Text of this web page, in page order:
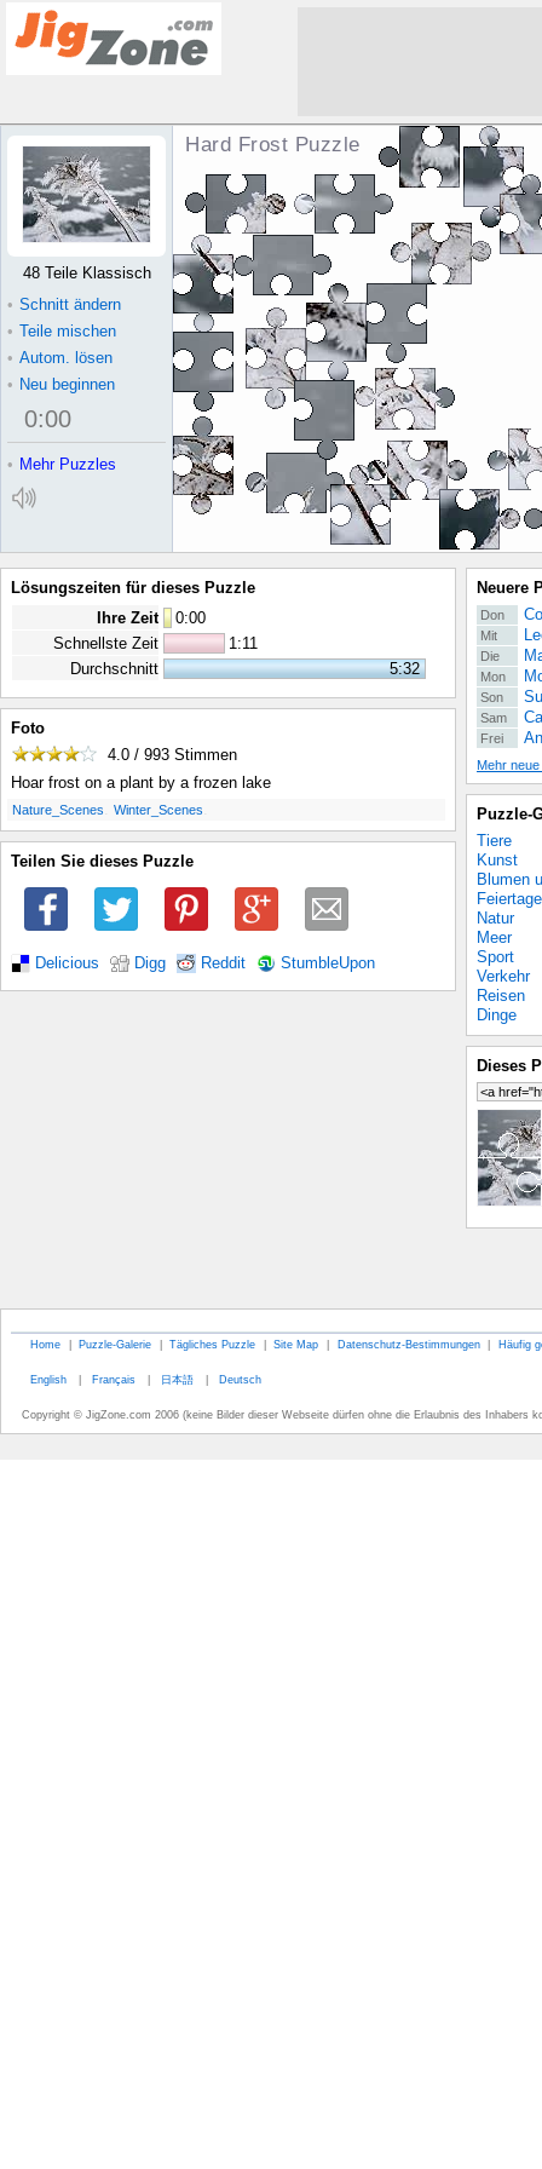
Hard Frost Puzzle
48 Teile Klassisch
• Schnitt ändern
• Teile mischen
• Autom. lösen
• Neu beginnen
0:00
• Mehr Puzzles
Lösungszeiten für dieses Puzzle
Ihre Zeit
0:00
Schnellste Zeit
1:11
Durchschnitt
5:32
Foto
4.0 / 993 Stimmen
Hoar frost on a plant by a frozen lake
Nature_Scenes Winter_Scenes
Teilen Sie dieses Puzzle
Delicious Digg Reddit StumbleUpon
Neuere
Don
Mit
Die
Mon
Son
Sam
Frei
Mehr
Puzzle-
Tiere
Kunst
Blumen
Feiertage
Natur
Meer
Sport
Verkehr
Reisen
Dinge
Dieses
Home | Puzzle-Galerie | Tägliches Puzzle | Site Map | Datenschutz-Bestimmungen | Häufig
English | Français | 日本語 | Deutsch
Copyright © JigZone.com 2006 (keine Bilder dieser Webseite dürfen ohne die Erlaubnis des Inhabers